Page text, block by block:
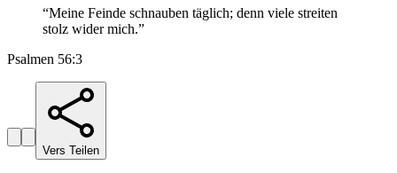
“Meine Feinde schnauben täglich; denn viele streiten
stolz wider mich.”
Psalmen 56:3
Vers Teilen